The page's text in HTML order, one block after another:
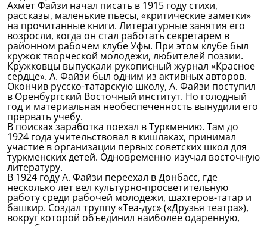
Ахмет Файзи начал писать в 1915 году стихи,
рассказы, маленькие пьесы, «критические заметки»
на прочитанные книги. Литературные занятия его
возросли, когда он стал работать секретарем в
районном рабочем клубе Уфы. При этом клубе был
кружок творческой молодежи, любителей поэзии.
Кружковцы выпускали рукописный журнал «Красное
сердце». А. Файзи был одним из активных авторов.
Окончив русско-татарскую школу, А. Файзи поступил
в Оренбургский Восточный институт. Но голодный
год и материальная необеспеченность вынудили его
прервать учебу.
В поисках заработка поехал в Туркмению. Там до
1924 года учительствовал в кишлаках, принимал
участие в организации первых советских школ для
туркменских детей. Одновременно изучал восточную
литературу.
В 1924 году А. Файзи переехал в Донбасс, где
несколько лет вел культурно-просветительную
работу среди рабочей молодежи, шахтеров-татар и
башкир. Создал труппу «Теа-дус» («Друзья театра»),
вокруг которой объединил наиболее одаренную,